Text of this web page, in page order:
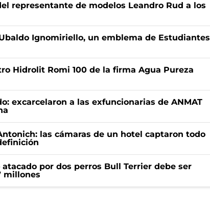
representante de modelos Leandro Rud a los
Ignomiriello, un emblema de Estudiantes
Hidrolit Romi 100 de la firma Agua Pureza
excarcelaron a las exfuncionarias de ANMAT
las cámaras de un hotel captaron todo
por dos perros Bull Terrier debe ser
millones